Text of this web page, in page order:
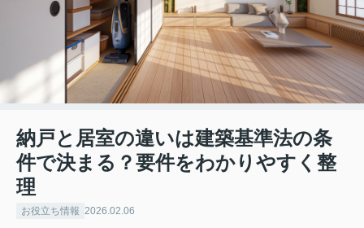
納戸と居室の違いは建築基準法の条
件で決まる？要件をわかりやすく整
理
お役立ち情報 2026.02.06